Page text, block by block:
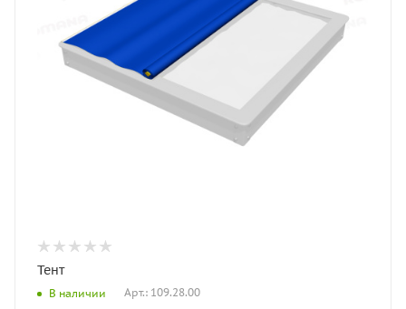
Тент
В наличии Арт.: 109.28.00